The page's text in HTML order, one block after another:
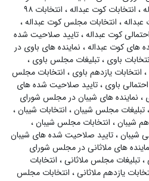
، انتخابات کوت عبداله،
انتخابات ۹۸
عبداله، انتخابات مجلس کوت عبداله،
کوت عبداله،تایید صلاحیت شده
های کوت عبداله، نماینده های باوی در
باوی ،تبلیغات مجلس باوی ،
، انتخابات یازدهم باوی ، انتخابات مجلس
باوی ،تایید صلاحیت شده های
، نماینده های شیبان در مجلس شورای
،تبلیغات مجلس شیبان، انتخابات شیبان،
شیبان، انتخابات مجلس شیبان،
شیبان،تایید صلاحیت شده های شیبان
های ملاثانی در مجلس شورای
،تبلیغات مجلس ملاثانی، انتخابات
یازدهم ملاثانی، انتخابات مجلس